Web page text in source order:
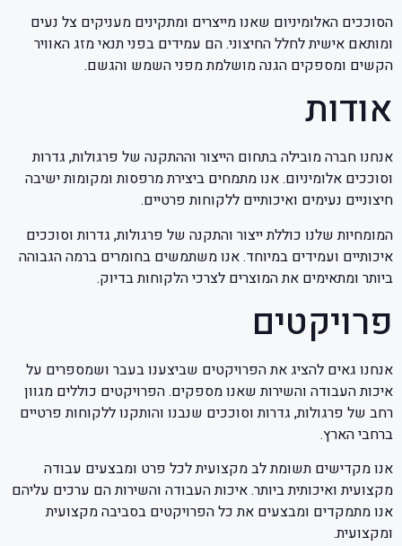
הסוככים האלומיניום שאנו מייצרים ומתקינים מעניקים צל נעים
ומותאם אישית לחלל החיצוני. הם עמידים בפני תנאי מזג האוויר
הקשים ומספקים הגנה מושלמת מפני השמש והגשם.
אודות
אנחנו חברה מובילה בתחום הייצור וההתקנה של פרגולות, גדרות
וסוככים אלומיניום. אנו מתמחים ביצירת מרפסות ומקומות ישיבה
חיצוניים נעימים ואיכותיים ללקוחות פרטיים.
המומחיות שלנו כוללת ייצור והתקנה של פרגולות, גדרות וסוככים
איכותיים ועמידים במיוחד. אנו משתמשים בחומרים ברמה הגבוהה
ביותר ומתאימים את המוצרים לצרכי הלקוחות בדיוק.
פרויקטים
אנחנו גאים להציג את הפרויקטים שביצענו בעבר ושמספרים על
איכות העבודה והשירות שאנו מספקים. הפרויקטים כוללים מגוון
רחב של פרגולות, גדרות וסוככים שנבנו והותקנו ללקוחות פרטיים
ברחבי הארץ.
אנו מקדישים תשומת לב מקצועית לכל פרט ומבצעים עבודה
מקצועית ואיכותית ביותר. איכות העבודה והשירות הם ערכים עליהם
אנו מתמקדים ומבצעים את כל הפרויקטים בסביבה מקצועית
ומקצועית.